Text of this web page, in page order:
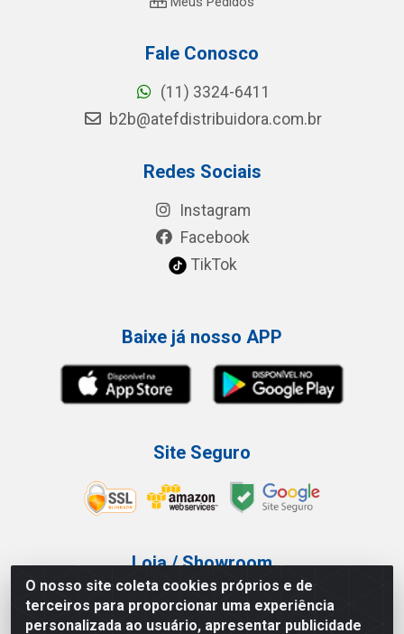
O nosso site coleta cookies próprios e de
terceiros para proporcionar uma experiência
personalizada ao usuário, apresentar publicidade
Fale Conosco
(11) 3324-6411
b2b@atefdistribuidora.com.br
Redes Sociais
Instagram
Facebook
TikTok
Baixe já nosso APP
Site Seguro
Loja / Showroom
Tel.: (11) 3227-0546
Av Vautier, 587/597 - Pari - São Paulo/SP